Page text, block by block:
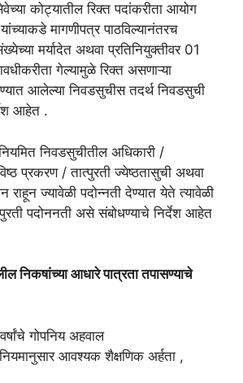
कोट्यातील रिक्त पदांकरीता आयोग
मागणीपत्र पाठविल्यानंतरच
मर्यादेत अथवा प्रतिनियुक्तीवर 01
गेल्यामुळे रिक्त असणाऱ्या
आलेल्या निवडसुचीस तदर्थ निवडसुची
आहेत .
निवडसुचीतील अधिकारी /
प्रकरण / तात्पुरती ज्येष्ठतासुची अथवा
राहून ज्यावेळी पदोन्नती देण्यात येते त्यावेळी
पदोननती असे संबोधण्याचे निर्देश आहेत
निकषांच्या आधारे पात्रता तपासण्याचे
गोपनिय अहवाल
आवश्यक शैक्षणिक अर्हता ,